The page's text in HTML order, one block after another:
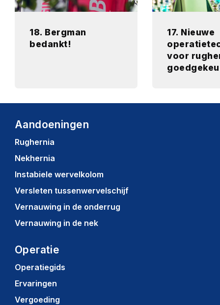
18. Bergman
bedankt!
17. Nieuwe
voor
Aandoeningen
Rughernia
Nekhernia
Instabiele wervelkolom
Versleten tussenwervelschijf
Vernauwing in de onderrug
Vernauwing in de nek
Operatie
Operatiegids
Ervaringen
Vergoeding